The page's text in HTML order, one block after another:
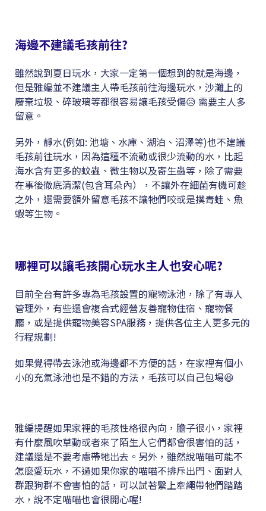
海邊不建議毛孩前往?
雖然說到夏日玩水，大家一定第一個想到的就是海邊，
但是雅編並不建議主人帶毛孩前往海邊玩水，沙灘上的
廢棄垃圾、碎玻璃等都很容易讓毛孩受傷😥 需要主人多
留意。
另外，靜水(例如: 池塘、水庫、湖泊、沼澤等)也不建議
毛孩前往玩水，因為這種不流動或很少流動的水，比起
海水含有更多的蚊蟲、微生物以及寄生蟲等，除了需要
在事後徹底清潔(包含耳朵內），不讓外在細菌有機可趁
之外，還需要額外留意毛孩不讓牠們咬或是撲青蛙、魚
蝦等生物。
哪裡可以讓毛孩開心玩水主人也安心呢?
目前全台有許多專為毛孩設置的寵物泳池，除了有專人
管理外，有些還會複合式經營友善寵物住宿、寵物餐
廳，或是提供寵物美容SPA服務，提供各位主人更多元的
行程規劃!
如果覺得帶去泳池或海邊都不方便的話，在家裡有個小
小的充氣泳池也是不錯的方法，毛孩可以自己包場😆
雅編提醒如果家裡的毛孩性格很內向，膽子很小，家裡
有什麼風吹草動或者來了陌生人它們都會很害怕的話，
建議還是不要考慮帶牠出去。另外，雖然說喵喵可能不
怎麼愛玩水，不過如果你家的喵喵不排斥出門、面對人
群跟狗群不會害怕的話，可以試著繫上牽繩帶牠們踏踏
水，說不定喵喵也會很開心喔!